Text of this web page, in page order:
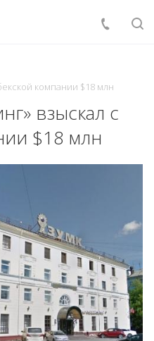
компании $18 млн
взыскал с
$18 млн